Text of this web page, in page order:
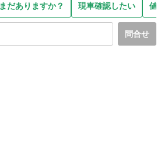
まだありますか？ 現車確認したい 値
問合せ